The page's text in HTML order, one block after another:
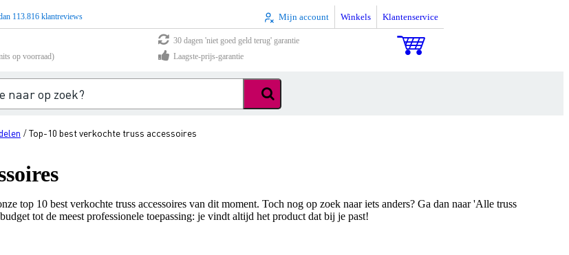
113.816 klantreviews Mijn account Winkels Klantenservice
30 dagen 'niet goed geld terug' garantie
op voorraad)
Laagste-prijs-garantie
/Top-10 best verkochte truss accessoires
top 10 best verkochte truss accessoires van dit moment. Toch nog op zoek naar iets anders? Ga dan naar 'Alle truss
tot de meest professionele toepassing: je vindt altijd het product dat bij je past!